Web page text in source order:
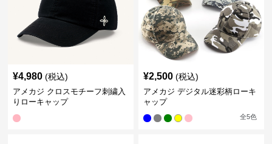
¥4,980 (税込)
アメカジ クロスモチーフ刺繍入
りローキャップ
¥2,500 (税込)
アメカジ デジタル迷彩柄ローキ
ャップ
全5色